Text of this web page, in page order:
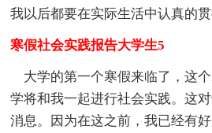
我以后都要在实际生活中认真的贯
寒假社会实践报告大学生5
大学的第一个寒假来临了，这
学将和我一起进行社会实践。这
消息。因为在这之前，我已经有